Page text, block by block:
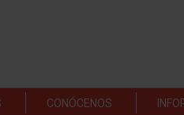
CONÓCENOS